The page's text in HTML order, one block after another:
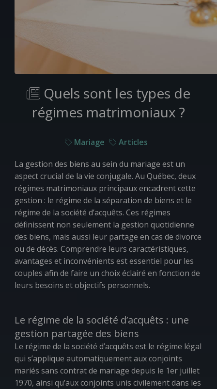
Quels sont les types de
régimes matrimoniaux ?
Mariage Articles
La gestion des biens au sein du mariage est un
aspect crucial de la vie conjugale. Au Québec, deux
régimes matrimoniaux principaux encadrent cette
gestion : le régime de la séparation de biens et le
régime de la société d’acquêts. Ces régimes
définissent non seulement la gestion quotidienne
des biens, mais aussi leur partage en cas de divorce
ou de décès. Comprendre leurs caractéristiques,
avantages et inconvénients est essentiel pour les
couples afin de faire un choix éclairé en fonction de
leurs besoins et objectifs personnels.
Le régime de la société d’acquêts : une
gestion partagée des biens
Le régime de la société d’acquêts est le régime légal
qui s’applique automatiquement aux conjoints
mariés sans contrat de mariage depuis le 1er juillet
1970, ainsi qu’aux conjoints unis civilement dans les